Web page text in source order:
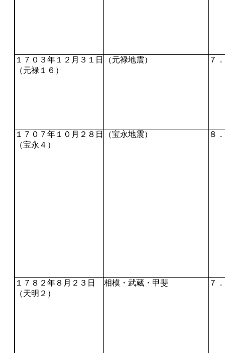
１７０３年１２月３１日
（元禄１６）
（元禄地震） ７
１７０７年１０月２８日
（宝永４）
（宝永地震） ８
１７８２年８月２３日
（天明２）
相模・武蔵・甲斐 ７